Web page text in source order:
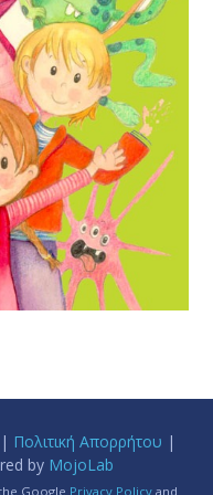
Πολιτική Απορρήτου |
by MojoLab
Google Privacy Policyand